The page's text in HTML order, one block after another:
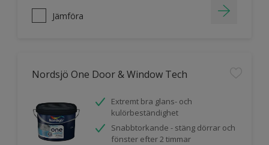
Jämföra
Nordsjö One Door & Window Tech
Extremt bra glans- och
kulörbeständighet
Snabbtorkande - stäng dörrar och
fönster efter 2 timmar